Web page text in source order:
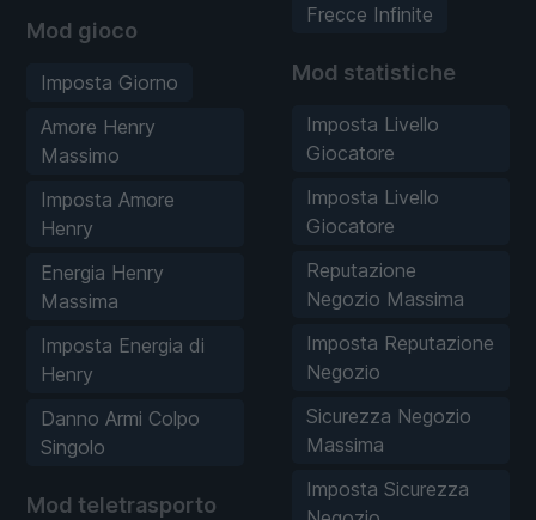
Mod gioco
Imposta Giorno
Amore Henry
Massimo
Imposta Amore
Henry
Energia Henry
Massima
Imposta Energia di
Henry
Danno Armi Colpo
Singolo
Mod teletrasporto
Frecce Infinite
Mod statistiche
Imposta Livello
Giocatore
Imposta Livello
Giocatore
Reputazione
Negozio Massima
Imposta Reputazione
Negozio
Sicurezza Negozio
Massima
Imposta Sicurezza